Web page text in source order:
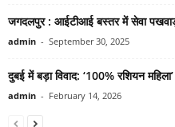
जगदलपुर : आईटीआई बस्तर में सेवा
admin - September 30, 2025
दुबई में बड़ा विवाद: ‘100% रशियन
admin - February 14, 2026